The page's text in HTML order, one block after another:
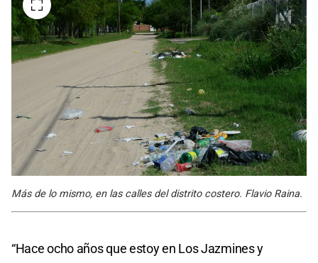
Más de lo mismo, en las calles del distrito costero. Flavio Raina.
“Hace ocho años que estoy en Los Jazmines y